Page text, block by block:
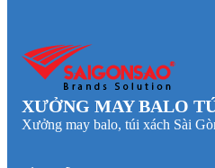
XƯỞNG MAY BALO
Xưởng may balo, túi xách Sài